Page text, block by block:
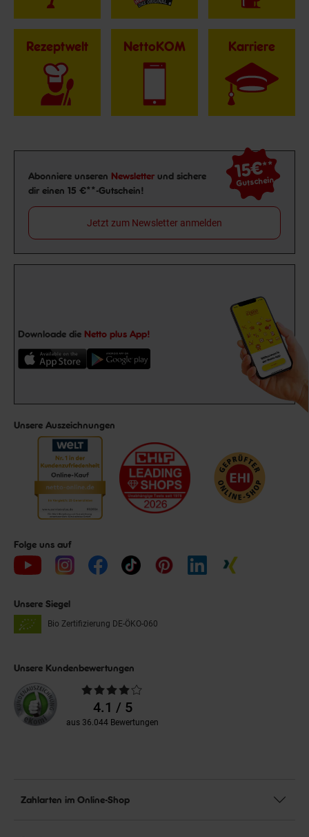
Rezeptwelt NettoKOM Karriere
Newsletter Anmeldung
Abonniere unseren Newsletter und sichere
dir einen 15 €**-Gutschein!
15€**
Gutschein
Jetzt zum Newsletter anmelden
Downloade die Netto plus App!
Unsere Auszeichnungen
Folge uns auf
Unsere Siegel
Bio Zertifizierung DE-ÖKO-060
Unsere Kundenbewertungen
Durchschnittliche
Bewertungen4.1 / 5
aus 36.044 Bewertungen
Zahlarten im Online-Shop